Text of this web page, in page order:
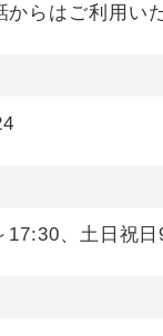
らはご利用い
17:30、土日祝